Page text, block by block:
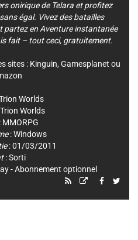
onirique de Telara et profitez
égal. Vivez des batailles
partez en Aventure instantanée
fait – tout ceci, gratuitement.
sites : Kinguin, Gamesplanet ou
Worlds
Trion Worlds
MMORPG
:Windows
: 01/03/2011
: Sorti
- Abonnement optionnel